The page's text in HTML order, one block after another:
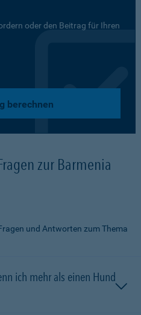
oder den Beitrag für Ihren
berechnen
zur Barmenia
und Antworten zum Thema
ich mehr als einen Hund